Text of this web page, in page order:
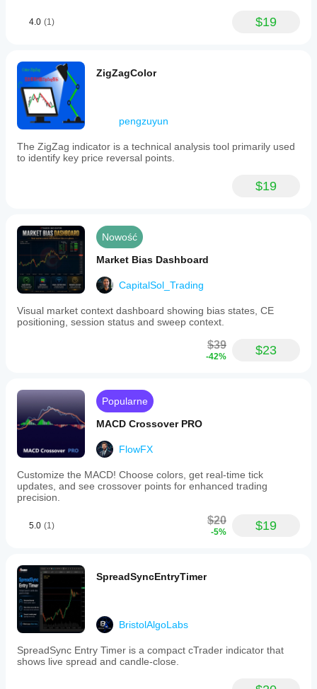
4.0 (1) $19
ZigZagColor
pengzuyun
The ZigZag indicator is a technical analysis tool primarily used
to identify key price reversal points.
$19
Nowość
Market Bias Dashboard
CapitalSol_Trading
Visual market context dashboard showing bias states, CE
positioning, session status and sweep context.
$39
-42% $23
Popularne
MACD Crossover PRO
FlowFX
Customize the MACD! Choose colors, get real-time tick
updates, and see crossover points for enhanced trading
precision.
5.0 (1) $20
-5% $19
SpreadSyncEntryTimer
BristolAlgoLabs
SpreadSync Entry Timer is a compact cTrader indicator that
shows live spread and candle-close.